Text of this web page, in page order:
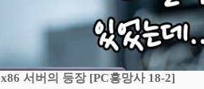
서버의 등장 [PC흥망사 18-2]